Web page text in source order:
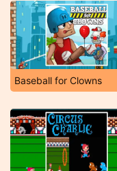
Baseball for Clowns